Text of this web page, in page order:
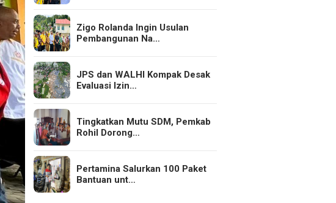
Zigo Rolanda Ingin Usulan
Pembangunan Na…
JPS dan WALHI Kompak Desak
Evaluasi Izin…
Tingkatkan Mutu SDM, Pemkab
Rohil Dorong…
Pertamina Salurkan 100 Paket
Bantuan unt…